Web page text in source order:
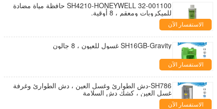
SH4210-HONEYWELL 32-001100 حافظة مياة مضادة
للميكروبات ومعقم ، 8 أوقية.
الاستفسار الآن
SH16GB-Gravity غسول للعيون ، 8 جالون
الاستفسار الآن
SH786-دش الطوارئ وغسل العين ، دش الطوارئ وغرفة
غسل العين ، كشك دش السلامة
الاستفسار الآن